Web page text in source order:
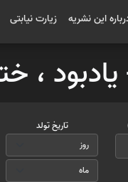
این نشریه زیارت نیابتی
،
تاریخ تولد